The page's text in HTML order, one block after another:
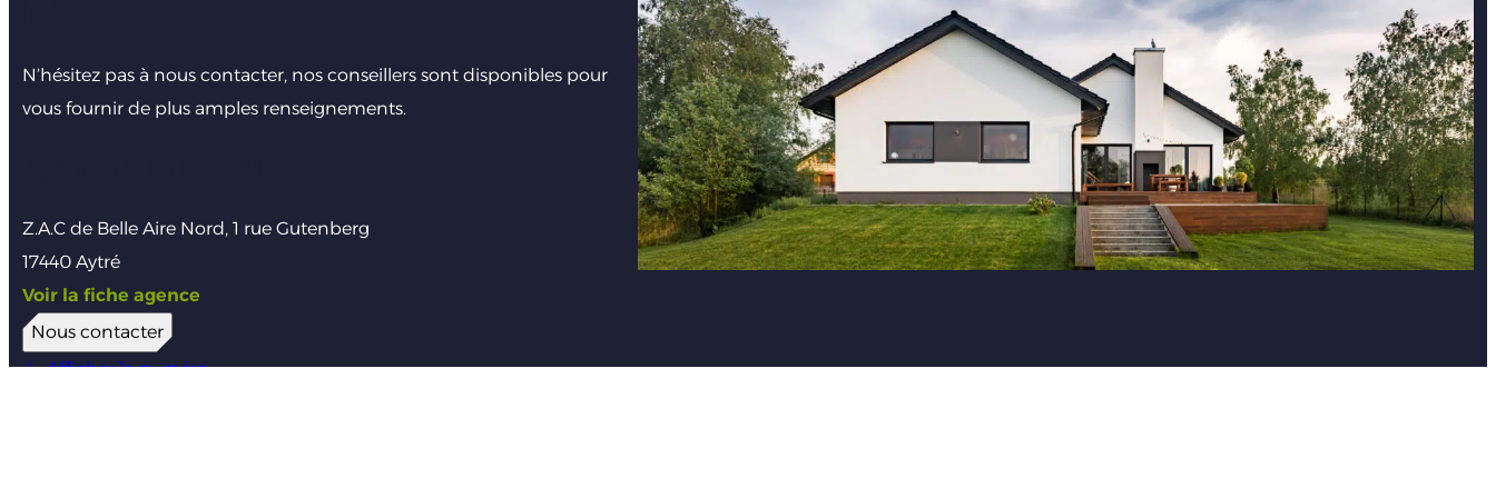
N’hésitez pas à nous contacter, nos conseillers sont disponibles pour
vous fournir de plus amples renseignements.
Z.A.C de Belle Aire Nord, 1 rue Gutenberg
17440 Aytré
Voir la fiche agence
Nous contacter
Afficher le numéro